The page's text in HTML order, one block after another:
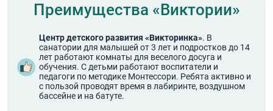
Преимущества «Виктории»
Центр детского развития «Викторинка». В
санатории для малышей от 3 лет и подростков до 14
лет работают комнаты для веселого досуга и
обучения. С детьми работают воспитатели и
педагоги по методике Монтессори. Ребята активно и
с пользой проводят время в лабиринте, воздушном
бассейне и на батуте.